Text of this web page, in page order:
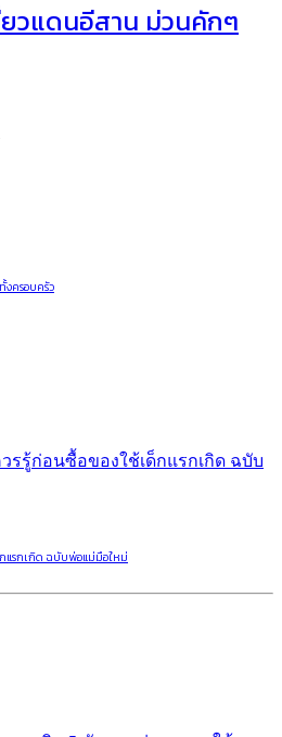
วแดนอีสาน ม่วนคักๆ
ครอบครัว
กแรกเกิด ฉบับพ่อแม่มือใหม่